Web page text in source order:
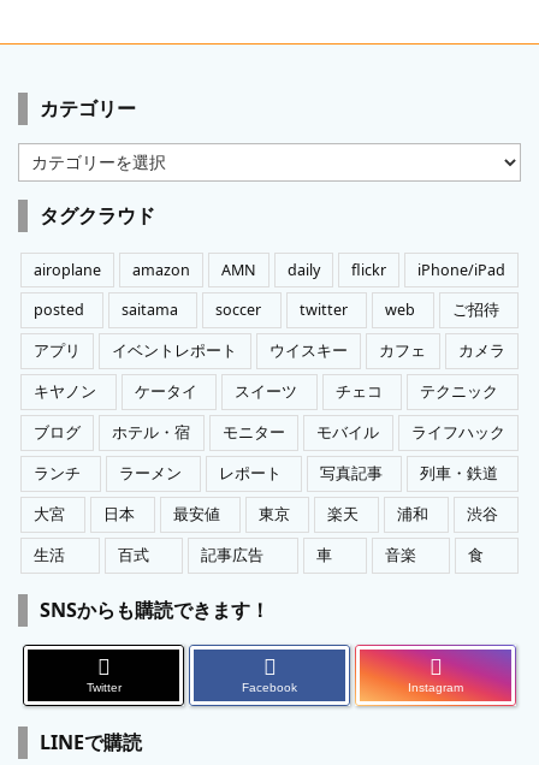
カテゴリー
カ
テ
ゴ
リ
ー
タグクラウド
airoplane amazon AMN daily flickr
iPhone/iPad
posted
saitama soccer twitter web
ご招待
アプリ
イベントレポート ウイスキー カフェ
カメラ
キヤノン
ケータイ スイーツ チェコ
テクニック
ブログ
ホテル・宿 モニター モバイル
ライフハック
ランチ
ラーメン レポート 写真記事
列車・鉄道
大宮
日本 最安値 東京 楽天 浦和
渋谷
生活
百式 記事広告 車 音楽 食
SNSからも購読できます！
Twitter Facebook Instagram
LINEで購読